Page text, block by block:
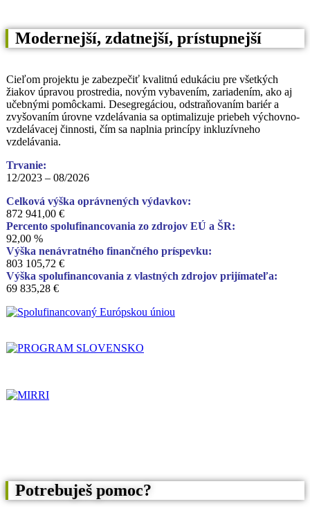
Modernejší, zdatnejší, prístupnejší
Cieľom projektu je zabezpečiť kvalitnú edukáciu pre všetkých
žiakov úpravou prostredia, novým vybavením, zariadením, ako aj
učebnými pomôckami. Desegregáciou, odstraňovaním bariér a
zvyšovaním úrovne vzdelávania sa optimalizuje priebeh výchovno-
vzdelávacej činnosti, čím sa naplnia princípy inkluzívneho
vzdelávania.
Trvanie:
12/2023 – 08/2026
Celková výška oprávnených výdavkov:
872 941,00 €
Percento spolufinancovania zo zdrojov EÚ a ŠR:
92,00 %
Výška nenávratného finančného príspevku:
803 105,72 €
Výška spolufinancovania z vlastných zdrojov prijímateľa:
69 835,28 €
Potrebuješ pomoc?